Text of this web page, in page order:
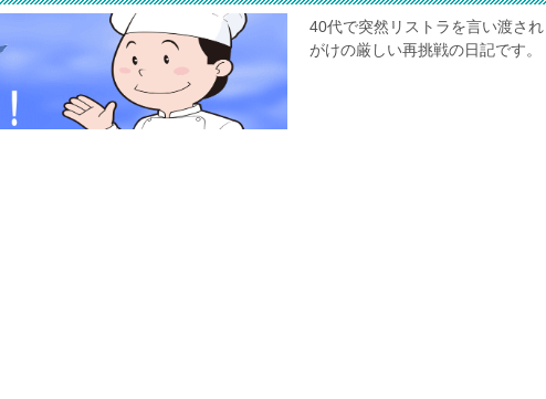
40代で突然リストラを言い渡さ
がけの厳しい再挑戦の日記です。